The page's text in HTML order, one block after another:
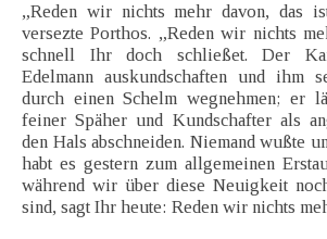
„Reden wir nichts mehr davon, das
versezte Porthos. „Reden wir nichts
schnell Ihr doch schließet. Der
Edelmann auskundschaften und ihm
durch einen Schelm wegnehmen; er
feiner Späher und Kundschafter als
den Hals abschneiden. Niemand wußte
habt es gestern zum allgemeinen
während wir über diese Neuigkeit
sind, sagt Ihr heute: Reden wir nichts